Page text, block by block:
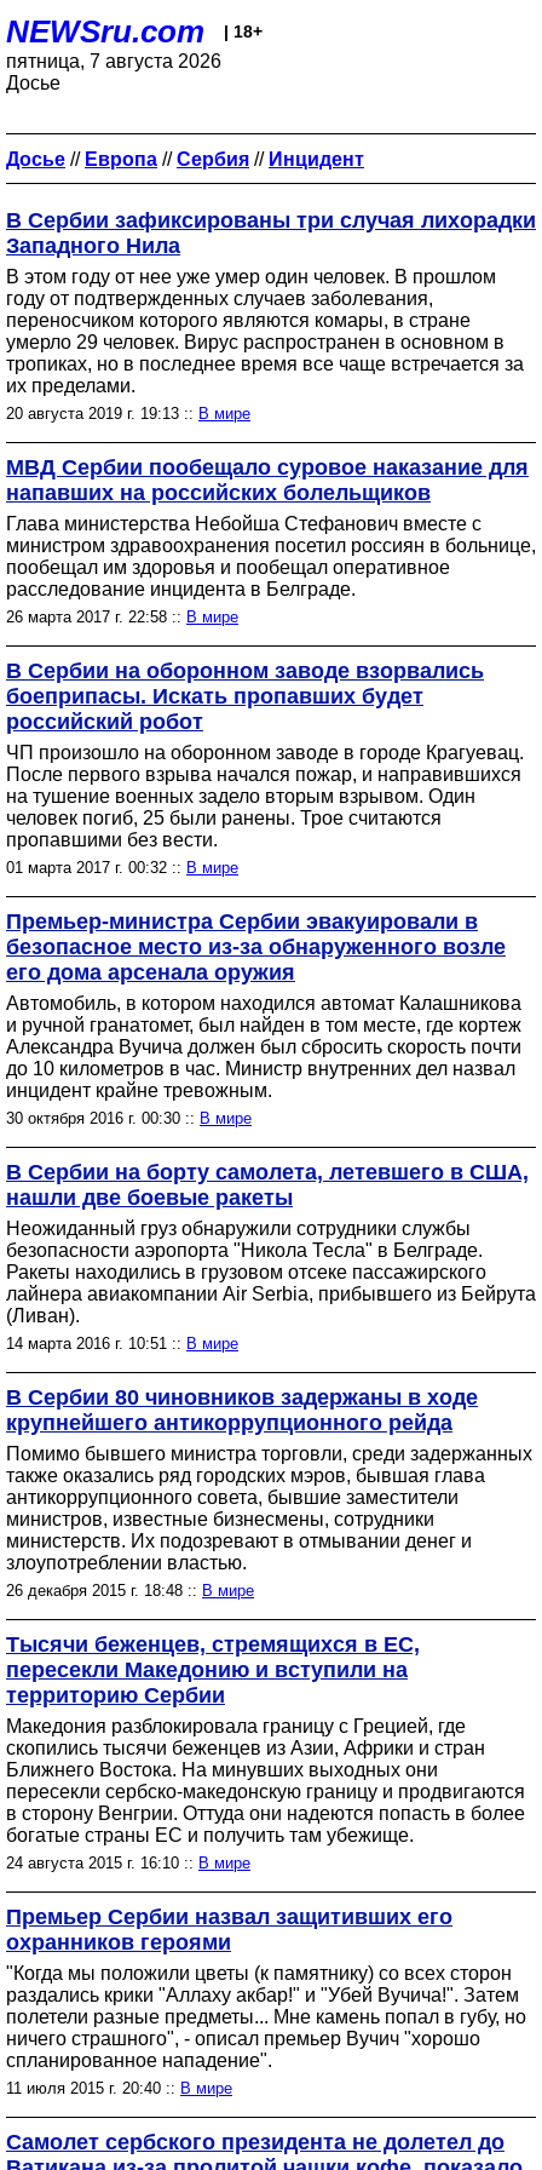
NEWSru.com | 18+
пятница, 7 августа 2026
Досье
Досье // Европа //Сербия // Инцидент
В Сербии зафиксированы три случая лихорадки
Западного Нила
В этом году от нее уже умер один человек. В прошлом
году от подтвержденных случаев заболевания,
переносчиком которого являются комары, в стране
умерло 29 человек. Вирус распространен в основном в
тропиках, но в последнее время все чаще встречается за
их пределами.
20 августа 2019 г. 19:13 :: В мире
МВД Сербии пообещало суровое наказание для
напавших на российских болельщиков
Глава министерства Небойша Стефанович вместе с
министром здравоохранения посетил россиян в больнице,
пообещал им здоровья и пообещал оперативное
расследование инцидента в Белграде.
26 марта 2017 г. 22:58 :: В мире
В Сербии на оборонном заводе взорвались
боеприпасы. Искать пропавших будет
российский робот
ЧП произошло на оборонном заводе в городе Крагуевац.
После первого взрыва начался пожар, и направившихся
на тушение военных задело вторым взрывом. Один
человек погиб, 25 были ранены. Трое считаются
пропавшими без вести.
01 марта 2017 г. 00:32 :: В мире
Премьер-министра Сербии эвакуировали в
безопасное место из-за обнаруженного возле
его дома арсенала оружия
Автомобиль, в котором находился автомат Калашникова
и ручной гранатомет, был найден в том месте, где кортеж
Александра Вучича должен был сбросить скорость почти
до 10 километров в час. Министр внутренних дел назвал
инцидент крайне тревожным.
30 октября 2016 г. 00:30 :: В мире
В Сербии на борту самолета, летевшего в США,
нашли две боевые ракеты
Неожиданный груз обнаружили сотрудники службы
безопасности аэропорта "Никола Тесла" в Белграде.
Ракеты находились в грузовом отсеке пассажирского
лайнера авиакомпании Air Serbia, прибывшего из Бейрута
(Ливан).
14 марта 2016 г. 10:51 :: В мире
В Сербии 80 чиновников задержаны в ходе
крупнейшего антикоррупционного рейда
Помимо бывшего министра торговли, среди задержанных
также оказались ряд городских мэров, бывшая глава
антикоррупционного совета, бывшие заместители
министров, известные бизнесмены, сотрудники
министерств. Их подозревают в отмывании денег и
злоупотреблении властью.
26 декабря 2015 г. 18:48 :: В мире
Тысячи беженцев, стремящихся в ЕС,
пересекли Македонию и вступили на
территорию Сербии
Македония разблокировала границу с Грецией, где
скопились тысячи беженцев из Азии, Африки и стран
Ближнего Востока. На минувших выходных они
пересекли сербско-македонскую границу и продвигаются
в сторону Венгрии. Оттуда они надеются попасть в более
богатые страны ЕС и получить там убежище.
24 августа 2015 г. 16:10 :: В мире
Премьер Сербии назвал защитивших его
охранников героями
"Когда мы положили цветы (к памятнику) со всех сторон
раздались крики "Аллаху акбар!" и "Убей Вучича!". Затем
полетели разные предметы... Мне камень попал в губу, но
ничего страшного", - описал премьер Вучич "хорошо
спланированное нападение".
11 июля 2015 г. 20:40 :: В мире
Самолет сербского президента не долетел до